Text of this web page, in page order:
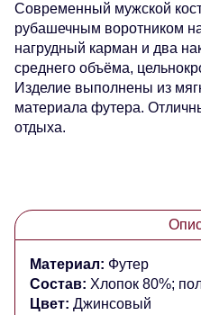
Современный мужской
рубашечным воротником
нагрудный карман и два
среднего объёма,
Изделие выполнены из
материала футера.
отдыха.
Материал: Футер
Состав: Хлопок 80%;
Цвет: Джинсовый